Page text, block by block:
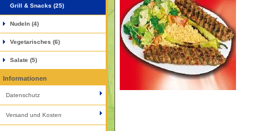
Grill & Snacks (25)
Nudeln (4)
Vegetarisches (6)
Salate (5)
Informationen
Datenschutz
Versand und Kosten